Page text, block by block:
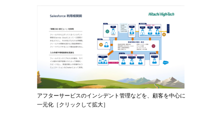
アフターサービスのインシデント管理などを、顧客を中心に
一元化［クリックして拡大］